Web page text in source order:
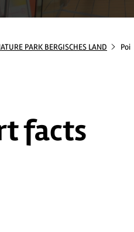
PARK BERGISCHES LAND Poi
facts